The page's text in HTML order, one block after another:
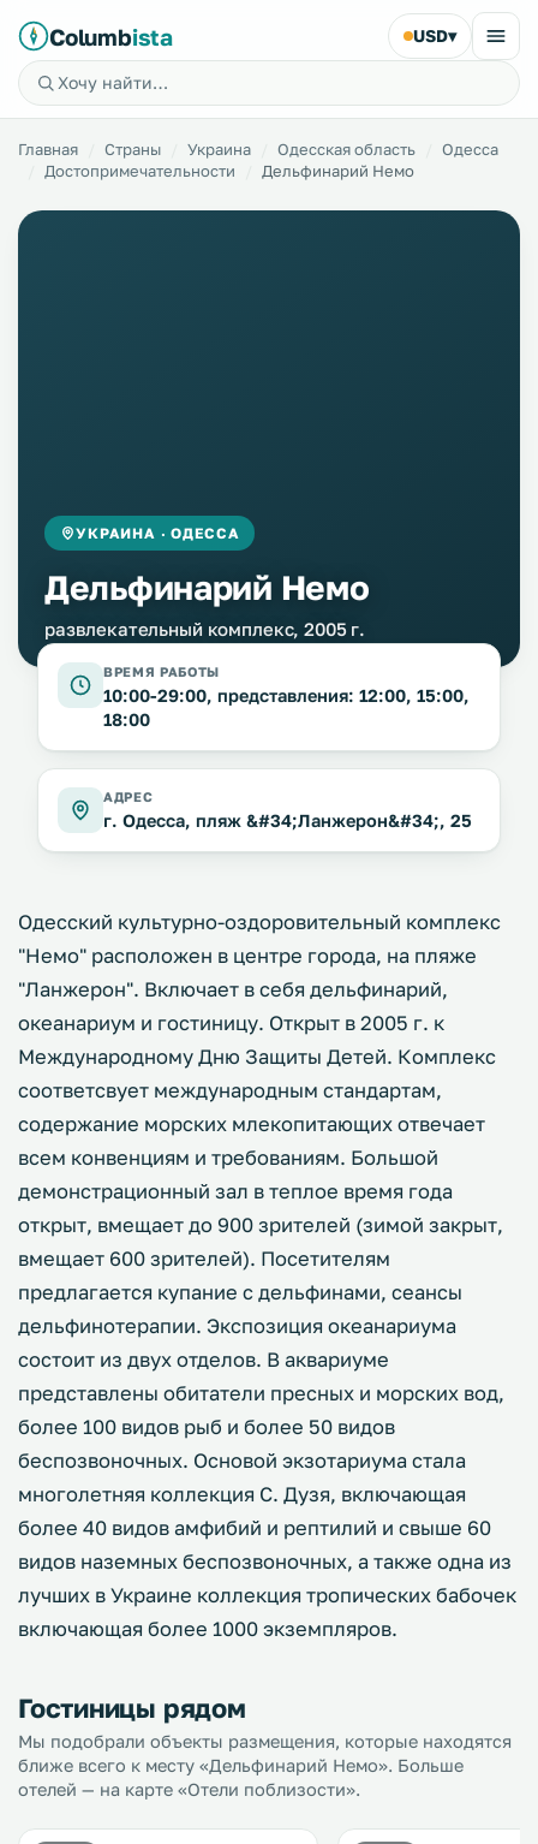
Columbista USD▾
Главная Страны Украина Одесская область
Одесса
Достопримечательности
Дельфинарий Немо
УКРАИНА · ОДЕССА
Дельфинарий Немо
развлекательный комплекс, 2005 г.
ВРЕМЯ РАБОТЫ
10:00-29:00, представления: 12:00, 15:00,
18:00
АДРЕС
г. Одесса, пляж &#34;Ланжерон&#34;, 25
Одесский культурно-оздоровительный комплекс
"Немо" расположен в центре города, на пляже
"Ланжерон". Включает в себя дельфинарий,
океанариум и гостиницу. Открыт в 2005 г. к
Международному Дню Защиты Детей. Комплекс
соответсвует международным стандартам,
содержание морских млекопитающих отвечает
всем конвенциям и требованиям. Большой
демонстрационный зал в теплое время года
открыт, вмещает до 900 зрителей (зимой закрыт,
вмещает 600 зрителей). Посетителям
предлагается купание с дельфинами, сеансы
дельфинотерапии. Экспозиция океанариума
состоит из двух отделов. В аквариуме
представлены обитатели пресных и морских вод,
более 100 видов рыб и более 50 видов
беспозвоночных. Основой экзотариума стала
многолетняя коллекция С. Дузя, включающая
более 40 видов амфибий и рептилий и свыше 60
видов наземных беспозвоночных, а также одна из
лучших в Украине коллекция тропических бабочек
включающая более 1000 экземпляров.
Гостиницы рядом
Мы подобрали объекты размещения, которые находятся
ближе всего к месту «Дельфинарий Немо». Больше
отелей — на карте «Отели поблизости».